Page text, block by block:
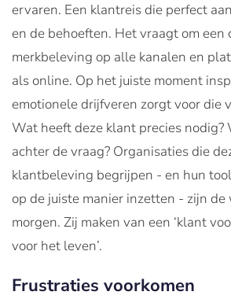
ervaren. Een klantreis die perfect
en de behoeften. Het vraagt om een
merkbeleving op alle kanalen en
als online. Op het juiste moment
emotionele drijfveren zorgt voor die
Wat heeft deze klant precies nodig?
achter de vraag? Organisaties die
klantbeleving begrijpen - en hun
op de juiste manier inzetten - zijn de
morgen. Zij maken van een ‘klant
voor het leven’.
Frustraties voorkomen